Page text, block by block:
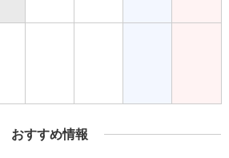
おすすめ情報